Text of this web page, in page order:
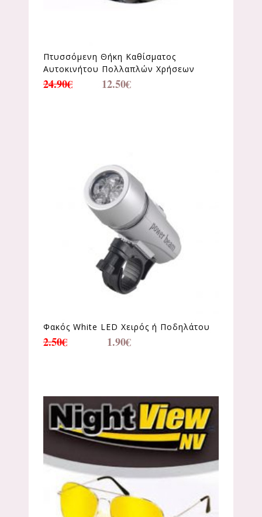
Πτυσσόμενη Θήκη Καθίσματος
Αυτοκινήτου Πολλαπλών Χρήσεων
24.90€ 12.50€
Φακός White LED Χειρός ή Ποδηλάτου
2.50€ 1.90€